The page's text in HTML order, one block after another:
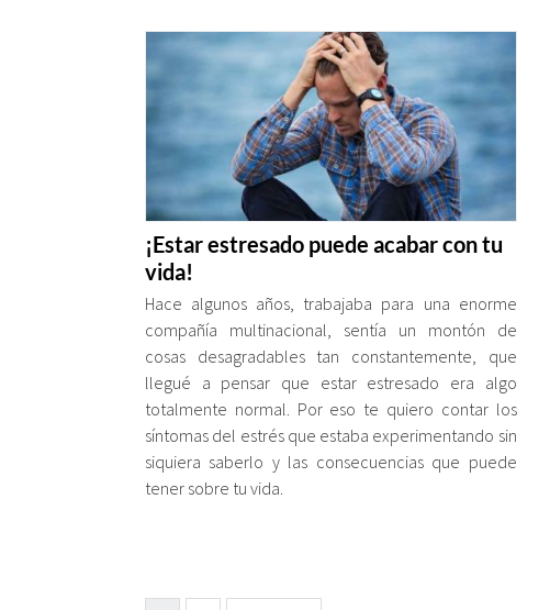
¡Estar estresado puede acabar con tu
vida!
Hace algunos años, trabajaba para una enorme
compañía multinacional, sentía un montón de
cosas desagradables tan constantemente, que
llegué a pensar que estar estresado era algo
totalmente normal. Por eso te quiero contar los
síntomas del estrés que estaba experimentando sin
siquiera saberlo y las consecuencias que puede
tener sobre tu vida.